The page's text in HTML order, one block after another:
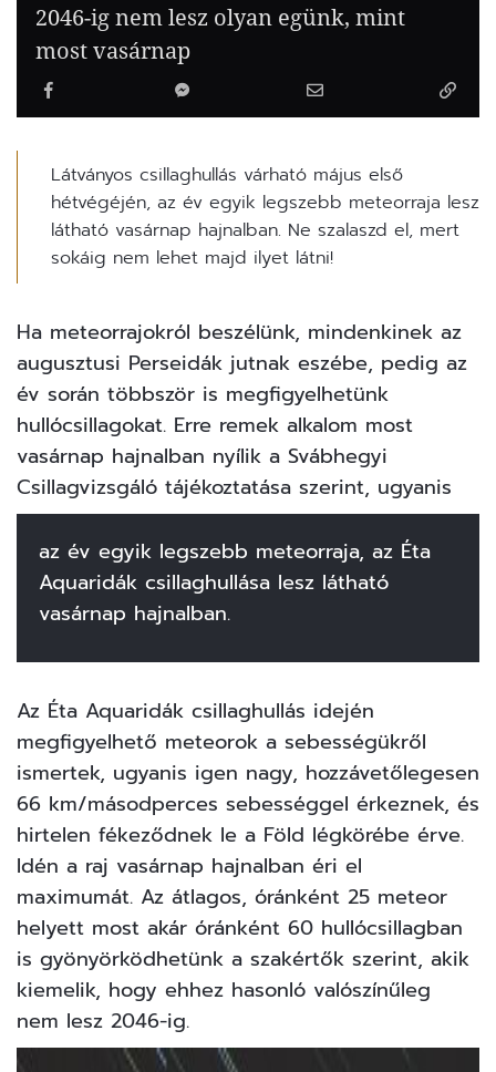
2046-ig nem lesz olyan egünk, mint
most vasárnap
Látványos csillaghullás várható május első
hétvégéjén, az év egyik legszebb meteorraja lesz
látható vasárnap hajnalban. Ne szalaszd el, mert
sokáig nem lehet majd ilyet látni!
Ha meteorrajokról beszélünk, mindenkinek az
augusztusi Perseidák jutnak eszébe, pedig az
év során többször is megfigyelhetünk
hullócsillagokat. Erre remek alkalom most
vasárnap hajnalban nyílik a Svábhegyi
Csillagvizsgáló tájékoztatása szerint, ugyanis
az év egyik legszebb meteorraja, az Éta
Aquaridák csillaghullása lesz látható
vasárnap hajnalban.
Az Éta Aquaridák csillaghullás idején
megfigyelhető meteorok a sebességükről
ismertek, ugyanis igen nagy, hozzávetőlegesen
66 km/másodperces sebességgel érkeznek, és
hirtelen fékeződnek le a Föld légkörébe érve.
Idén a raj vasárnap hajnalban éri el
maximumát. Az átlagos, óránként 25 meteor
helyett most akár óránként 60 hullócsillagban
is gyönyörködhetünk a szakértők szerint, akik
kiemelik, hogy ehhez hasonló valószínűleg
nem lesz 2046-ig.